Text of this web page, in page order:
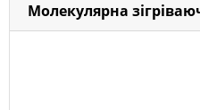
Молекулярна